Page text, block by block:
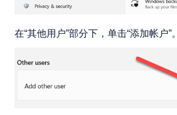
在“其他用户”部分下，单击“添加帐户”。